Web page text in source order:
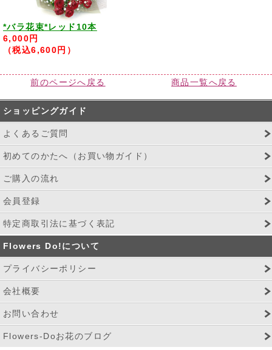
*バラ花束*レッド10本
6,000円
（税込6,600円）
前のページへ戻る 商品一覧へ戻る
ショッピングガイド
よくあるご質問
初めてのかたへ（お買い物ガイド）
ご購入の流れ
会員登録
特定商取引法に基づく表記
Flowers Do!について
プライバシーポリシー
会社概要
お問い合わせ
Flowers-Doお花のブログ